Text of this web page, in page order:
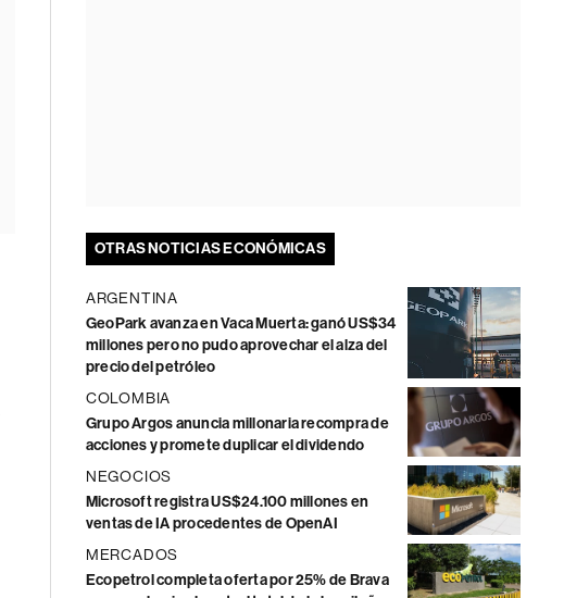
OTRAS NOTICIAS ECONÓMICAS
ARGENTINA
GeoPark avanza en Vaca Muerta: ganó US$34
millones pero no pudo aprovechar el alza del
precio del petróleo
COLOMBIA
Grupo Argos anuncia millonaria recompra de
acciones y promete duplicar el dividendo
NEGOCIOS
Microsoft registra US$24.100 millones en
ventas de IA procedentes de OpenAI
MERCADOS
Ecopetrol completa oferta por 25% de Brava